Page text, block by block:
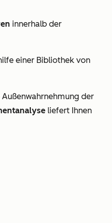
innerhalb der
einer Bibliothek von
der
liefert Ihnen